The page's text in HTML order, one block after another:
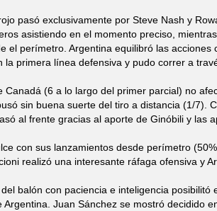
pasó exclusivamente por Steve Nash y
asistiendo en el momento preciso,
el perímetro. Argentina equilibró las acciones
la primera línea defensiva y pudo correr a
Canadá (6 a lo largo del primer parcial) no
sin buena suerte del tiro a distancia (1/7).
al frente gracias al aporte de Ginóbili y las
con sus lanzamientos desde perímetro
realizó una interesante ráfaga ofensiva y
balón con paciencia e inteligencia posibilitó
Argentina. Juan Sánchez se mostró decidido